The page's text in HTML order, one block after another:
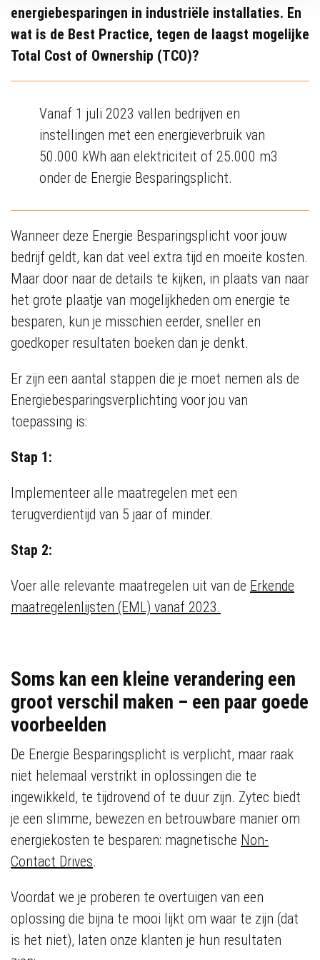
energiebesparingen in industriële installaties. En
wat is de Best Practice, tegen de laagst mogelijke
Total Cost of Ownership (TCO)?
Vanaf 1 juli 2023 vallen bedrijven en
instellingen met een energieverbruik van
50.000 kWh aan elektriciteit of 25.000 m3
onder de Energie Besparingsplicht.
Wanneer deze Energie Besparingsplicht voor jouw
bedrijf geldt, kan dat veel extra tijd en moeite kosten.
Maar door naar de details te kijken, in plaats van naar
het grote plaatje van mogelijkheden om energie te
besparen, kun je misschien eerder, sneller en
goedkoper resultaten boeken dan je denkt.
Er zijn een aantal stappen die je moet nemen als de
Energiebesparingsverplichting voor jou van
toepassing is:
Stap 1:
Implementeer alle maatregelen met een
terugverdientijd van 5 jaar of minder.
Stap 2:
Voer alle relevante maatregelen uit van de Erkende
maatregelenlijsten (EML) vanaf 2023.
Soms kan een kleine verandering een
groot verschil maken – een paar goede
voorbeelden
De Energie Besparingsplicht is verplicht, maar raak
niet helemaal verstrikt in oplossingen die te
ingewikkeld, te tijdrovend of te duur zijn. Zytec biedt
je een slimme, bewezen en betrouwbare manier om
energiekosten te besparen: magnetische Non-
Contact Drives.
Voordat we je proberen te overtuigen van een
oplossing die bijna te mooi lijkt om waar te zijn (dat
is het niet), laten onze klanten je hun resultaten